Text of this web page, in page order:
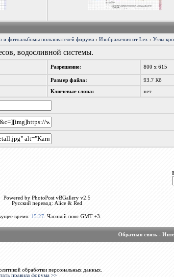
и фотоальбомы пользователей форума ›Изображения от Lex ›Узлы
водосливной системы.
Разрешение: 800 x 615
Размер файла: 93.7 Кб
Ключевые слова: нет
Powered by PhotoPost vBGallery v2.5
Русский перевод: Alice & Red
время: 15:27 . Часовой пояс GMT +3.
Обратная связь-
обработки персональных данных.
правила форума >>